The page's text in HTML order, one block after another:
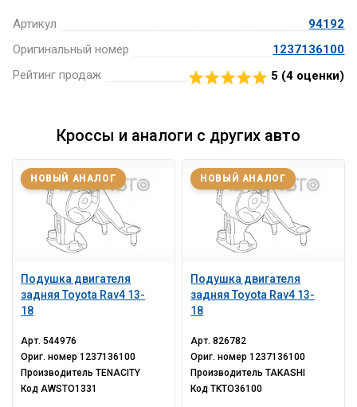
Артикул
94192
Оригинальный номер
1237136100
Рейтинг продаж
5 (4 оценки)
Кроссы и аналоги с других авто
Подушка двигателя
задняя Toyota Rav4 13-
18
НОВЫЙ АНАЛОГ
Арт.544976
Ориг. номер1237136100
ПроизводительTENACITY
КодAWSTO1331
Подушка двигателя
задняя Toyota Rav4 13-
18
НОВЫЙ АНАЛОГ
Арт.826782
Ориг. номер1237136100
ПроизводительTAKASHI
КодTKTO36100